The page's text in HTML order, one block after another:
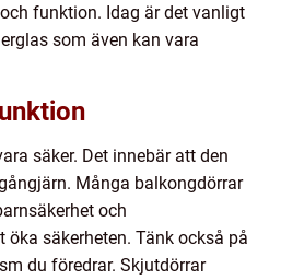
funktion. Idag är det vanligt
som även kan vara
säker. Det innebär att den
Många balkongdörrar
och
säkerheten. Tänk också på
du föredrar. Skjutdörrar